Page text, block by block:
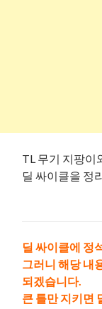
TL 무기 지팡이
딜 싸이클을 정
딜 싸이클에 정
그러니 해당 내
되겠습니다.
큰 틀만 지키면